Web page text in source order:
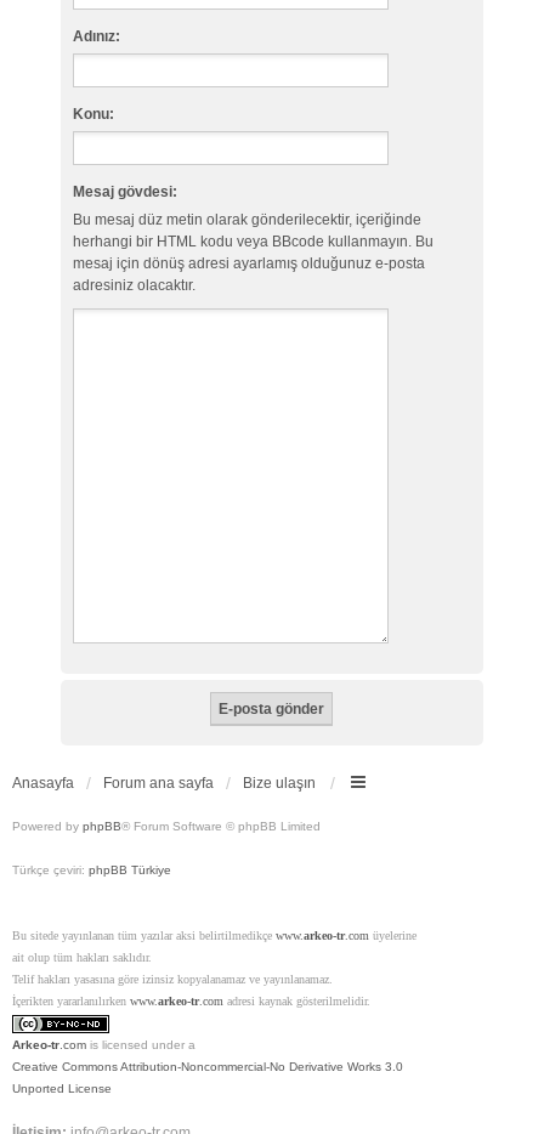
Adınız:
Konu:
Mesaj gövdesi:
Bu mesaj düz metin olarak gönderilecektir, içeriğinde
herhangi bir HTML kodu veya BBcode kullanmayın. Bu
mesaj için dönüş adresi ayarlamış olduğunuz e-posta
adresiniz olacaktır.
Anasayfa Forum ana sayfa Bize ulaşın
Powered by phpBB® Forum Software © phpBB Limited
Türkçe çeviri: phpBB Türkiye
Bu sitede yayınlanan tüm yazılar aksi belirtilmedikçe www.arkeo-tr.com üyelerine
ait olup tüm hakları saklıdır.
Telif hakları yasasına göre izinsiz kopyalanamaz ve yayınlanamaz.
İçerikten yararlanılırken www.arkeo-tr.com adresi kaynak gösterilmelidir.
Arkeo-tr .com is licensed under a
Creative Commons Attribution-Noncommercial-No Derivative Works 3.0
Unported License